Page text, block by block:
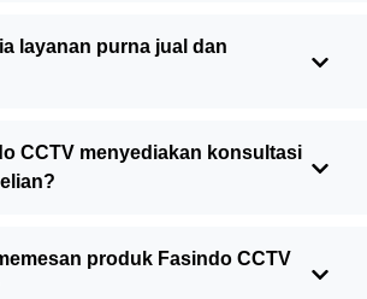
layanan purna jual dan
CCTV menyediakan konsultasi
produk Fasindo CCTV